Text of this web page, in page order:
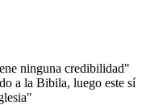
ninguna credibilidad"
a la Bibila, luego este sí